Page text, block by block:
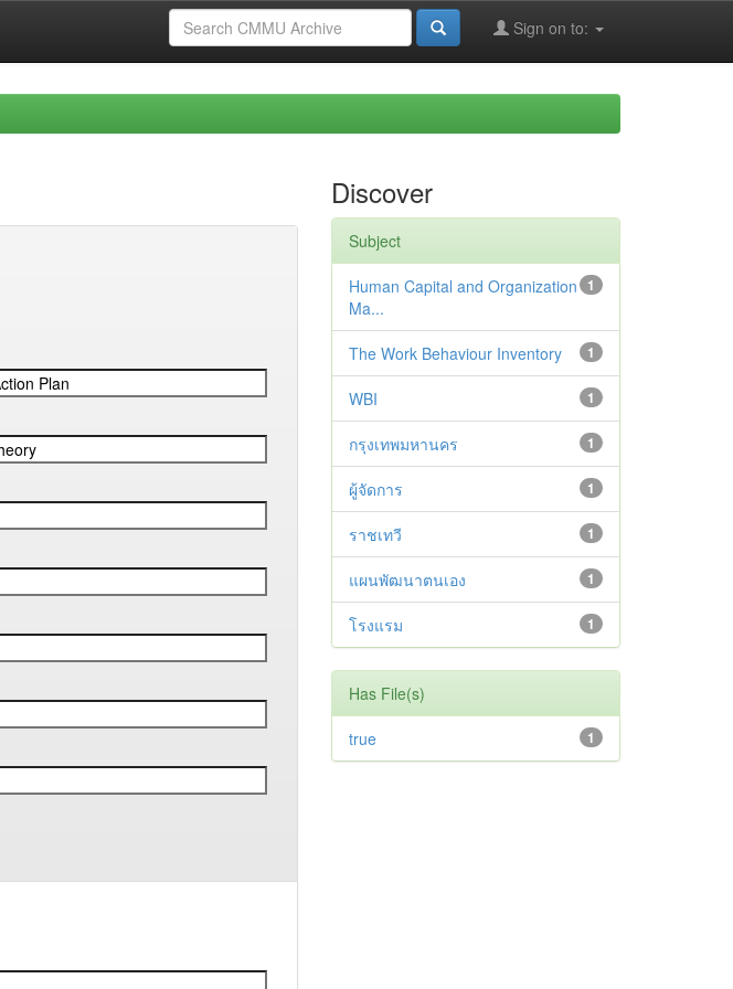
Sign on to:
Discover
Subject
1
Human Capital and Organization
Ma...
1
The Work Behaviour Inventory
1
WBI
1
กรุงเทพมหานคร
1
ผู้จัดการ
1
ราชเทวี
1
แผนพัฒนาตนเอง
1
โรงแรม
Has File(s)
1
true